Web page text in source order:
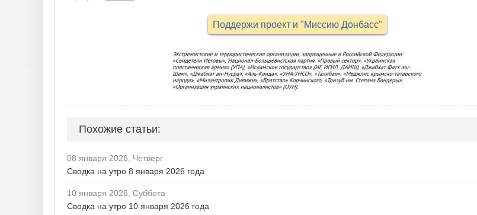
Поддержи проект и "Миссию Донбасс"
Похожие статьи:
08 января 2026, Четверг
Сводка на утро 8 января 2026 года
10 января 2026, Суббота
Сводка на утро 10 января 2026 года